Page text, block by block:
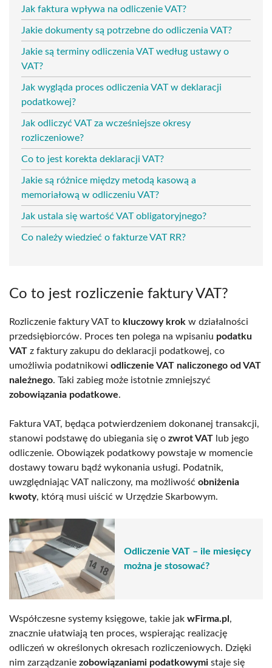
Jak faktura wpływa na odliczenie VAT?
Jakie dokumenty są potrzebne do odliczenia VAT?
Jakie są terminy odliczenia VAT według ustawy o
VAT?
Jak wygląda proces odliczenia VAT w deklaracji
podatkowej?
Jak odliczyć VAT za wcześniejsze okresy
rozliczeniowe?
Co to jest korekta deklaracji VAT?
Jakie są różnice między metodą kasową a
memoriałową w odliczeniu VAT?
Jak ustala się wartość VAT obligatoryjnego?
Co należy wiedzieć o fakturze VAT RR?
Co to jest rozliczenie faktury VAT?
Rozliczenie faktury VAT to kluczowy krok w działalności
przedsiębiorców. Proces ten polega na wpisaniu podatku
VAT z faktury zakupu do deklaracji podatkowej, co
umożliwia podatnikowi odliczenie VAT naliczonego od VAT
należnego. Taki zabieg może istotnie zmniejszyć
zobowiązania podatkowe.
Faktura VAT, będąca potwierdzeniem dokonanej transakcji,
stanowi podstawę do ubiegania się o zwrot VAT lub jego
odliczenie. Obowiązek podatkowy powstaje w momencie
dostawy towaru bądź wykonania usługi. Podatnik,
uwzględniając VAT naliczony, ma możliwość obniżenia
kwoty, którą musi uiścić w Urzędzie Skarbowym.
Odliczenie VAT – ile miesięcy
można je stosować?
Współczesne systemy księgowe, takie jak wFirma.pl ,
znacznie ułatwiają ten proces, wspierając realizację
odliczeń w określonych okresach rozliczeniowych. Dzięki
nim zarządzanie zobowiązaniami podatkowymi staje się